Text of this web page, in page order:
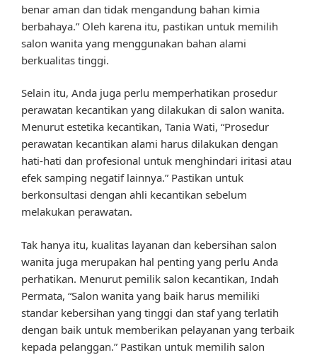
benar aman dan tidak mengandung bahan kimia
berbahaya.” Oleh karena itu, pastikan untuk memilih
salon wanita yang menggunakan bahan alami
berkualitas tinggi.
Selain itu, Anda juga perlu memperhatikan prosedur
perawatan kecantikan yang dilakukan di salon wanita.
Menurut estetika kecantikan, Tania Wati, “Prosedur
perawatan kecantikan alami harus dilakukan dengan
hati-hati dan profesional untuk menghindari iritasi atau
efek samping negatif lainnya.” Pastikan untuk
berkonsultasi dengan ahli kecantikan sebelum
melakukan perawatan.
Tak hanya itu, kualitas layanan dan kebersihan salon
wanita juga merupakan hal penting yang perlu Anda
perhatikan. Menurut pemilik salon kecantikan, Indah
Permata, “Salon wanita yang baik harus memiliki
standar kebersihan yang tinggi dan staf yang terlatih
dengan baik untuk memberikan pelayanan yang terbaik
kepada pelanggan.” Pastikan untuk memilih salon